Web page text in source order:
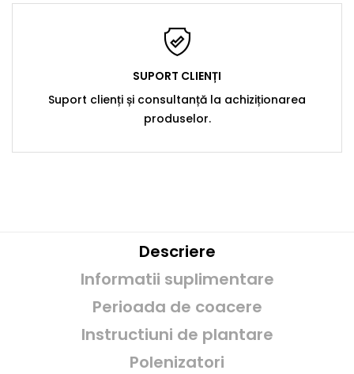
SUPORT CLIENȚI
Suport clienți și consultanță la achiziționarea
produselor.
Descriere
Informatii suplimentare
Perioada de coacere
Instructiuni de plantare
Polenizatori